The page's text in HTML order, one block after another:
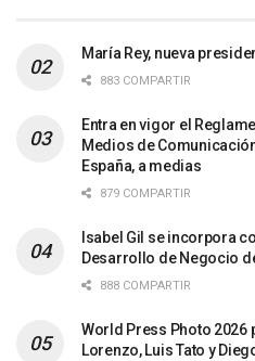
María Rey, nueva
883 COMPARTIR
Entra en vigor el
Medios de
España, a medias
879 COMPARTIR
Isabel Gil se incorpora
Desarrollo de Negocio
888 COMPARTIR
World Press Photo 2026
Lorenzo, Luis Tato y